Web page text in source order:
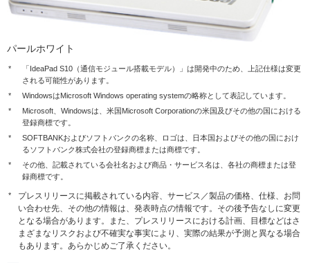
パールホワイト
*
「IdeaPad S10（通信モジュール搭載モデル）」は開発中のため、上記仕様は変更
される可能性があります。
*
WindowsはMicrosoft Windows operating systemの略称として表記しています。
*
Microsoft、Windowsは、米国Microsoft Corporationの米国及びその他の国における
登録商標です。
*
SOFTBANKおよびソフトバンクの名称、ロゴは、日本国およびその他の国におけ
るソフトバンク株式会社の登録商標または商標です。
*
その他、記載されている会社名および商品・サービス名は、各社の商標または登
録商標です。
*
プレスリリースに掲載されている内容、サービス／製品の価格、仕様、お問
い合わせ先、その他の情報は、発表時点の情報です。その後予告なしに変更
となる場合があります。また、プレスリリースにおける計画、目標などはさ
まざまなリスクおよび不確実な事実により、実際の結果が予測と異なる場合
もあります。あらかじめご了承ください。